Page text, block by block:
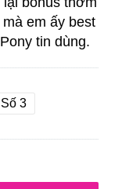
em ấy best
tin dùng.
Số 3